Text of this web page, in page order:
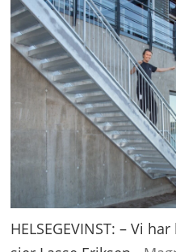
HELSEGEVINST: – Vi